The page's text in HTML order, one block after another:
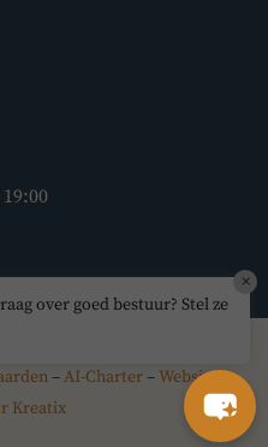
voorbehouden –
–AI-Charter– Website
Kreatix
over goed bestuur? Stel ze
×